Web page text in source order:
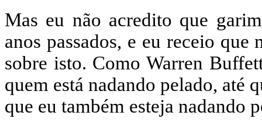
Mas eu não acredito que
anos passados, e eu receio que
sobre isto. Como Warren
quem está nadando pelado, até
que eu também esteja nadando